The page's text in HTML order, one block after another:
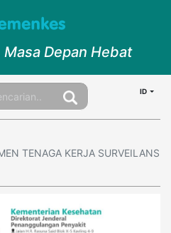
Depan Hebat
ID
TENAGA KERJA SURVEILANS